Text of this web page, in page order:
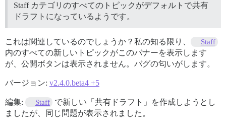
Staff カテゴリのすべてのトピックがデフォルトで共有
ドラフトになっているようです。
これは関連しているのでしょうか？私の知る限り、 Staff
内のすべての新しいトピックがこのバナーを表示します
が、公開ボタンは表示されません。バグの匂いがします。
バージョン: v2.4.0.beta4 +5
編集: Staff
で新しい「共有ドラフト」を作成しようとし
ましたが、同じ問題が表示されました。